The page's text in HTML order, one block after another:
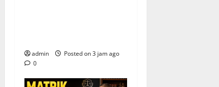
admin
Posted on 3 jam ago
0